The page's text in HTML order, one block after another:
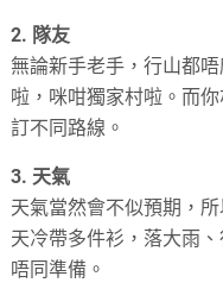
2. 隊友
無論新手老手，行山都
啦，咪咁獨家村啦。而
訂不同路線。
3. 天氣
天氣當然會不似預期，
天冷帶多件衫，落大雨
唔同準備。